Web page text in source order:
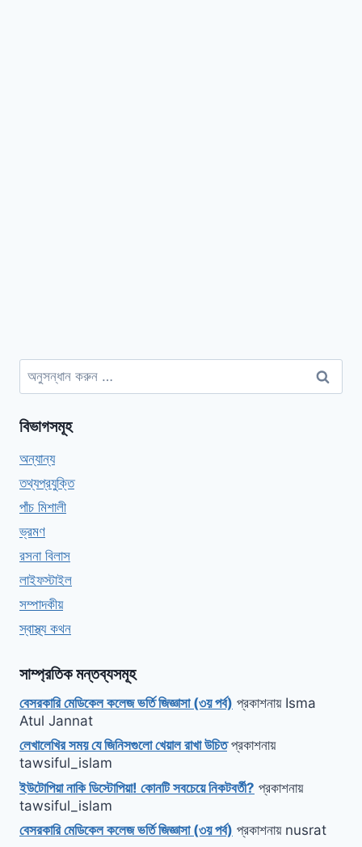
অনুসন্ধানঃ
বিভাগসমূহ
অন্যান্য
তথ্যপ্রযুক্তি
পাঁচ মিশালী
ভ্রমণ
রসনা বিলাস
লাইফস্টাইল
সম্পাদকীয়
স্বাস্থ্য কথন
সাম্প্রতিক মন্তব্যসমূহ
বেসরকারি মেডিকেল কলেজ ভর্তি জিজ্ঞাসা (৩য় পর্ব) প্রকাশনায় Isma
Atul Jannat
লেখালেখির সময় যে জিনিসগুলো খেয়াল রাখা উচিতপ্রকাশনায়
tawsiful_islam
ইউটোপিয়া নাকি ডিস্টোপিয়া! কোনটি সবচেয়ে নিকটবর্তী? প্রকাশনায়
tawsiful_islam
বেসরকারি মেডিকেল কলেজ ভর্তি জিজ্ঞাসা (৩য় পর্ব) প্রকাশনায় nusrat